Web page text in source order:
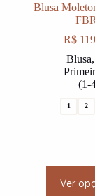
Blusa
FBR
R$
Blusa
(1-
1 2
Ver